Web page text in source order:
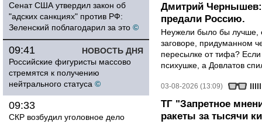
Сенат США утвердил закон об
"адских санкциях" против РФ:
Зеленский поблагодарил за это ©
НОВОСТЬ ДНЯ
09:41
Российские фигуристы массово
стремятся к получению
нейтрального статуса ©
09:33
СКР возбудил уголовное дело
Дмитрий Чернышев:
предали Россию.
Неужели было бы лучше,
заговоре, придуманном
пересылке от тифа?
психушке, а Довлатов
03-08-2026 (13:09)
ТГ "Запретное
ракеты за тысячи